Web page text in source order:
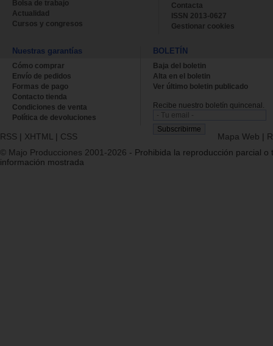
Bolsa de trabajo
Actualidad
Cursos y congresos
Contacta
ISSN 2013-0627
Gestionar cookies
Nuestras garantías
Cómo comprar
Envío de pedidos
Formas de pago
Contacto tienda
Condiciones de venta
Política de devoluciones
BOLETÍN
Baja del boletin
Alta en el boletin
Ver último boletin publicado
Recibe nuestro boletín quincenal.
RSS | XHTML | CSS Mapa Web |
© Majo Producciones 2001-2026 - Prohibida la reproducción parcial o
información mostrada